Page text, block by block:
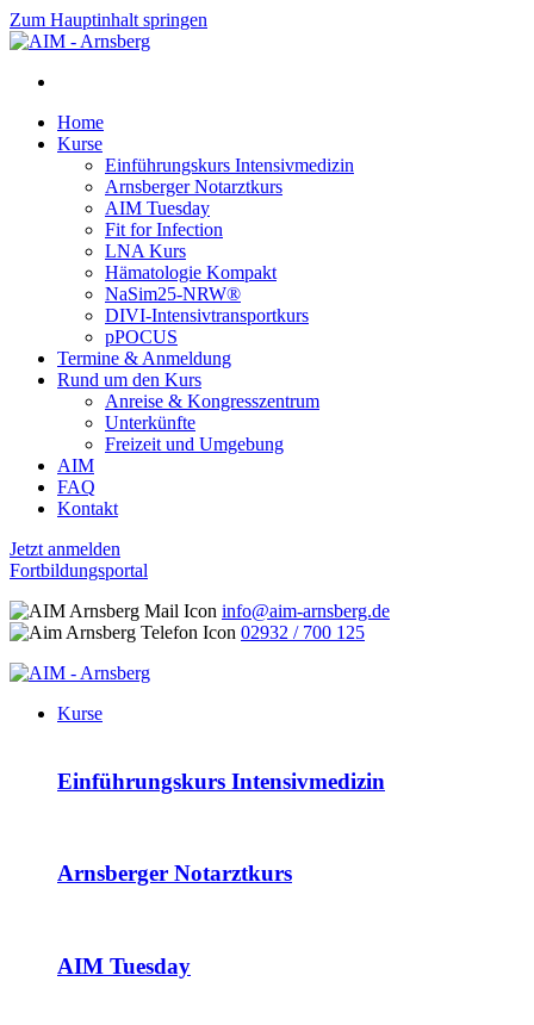
Zum Hauptinhalt springen
Home
Kurse
Einführungskurs Intensivmedizin
Arnsberger Notarztkurs
AIM Tuesday
Fit for Infection
LNA Kurs
Hämatologie Kompakt
NaSim25-NRW®
DIVI-Intensivtransportkurs
pPOCUS
Termine & Anmeldung
Rund um den Kurs
Anreise & Kongresszentrum
Unterkünfte
Freizeit und Umgebung
AIM
FAQ
Kontakt
Jetzt anmelden
Fortbildungsportal
info@aim-arnsberg.de
02932 / 700 125
Kurse
Einführungskurs Intensivmedizin
Arnsberger Notarztkurs
AIM Tuesday